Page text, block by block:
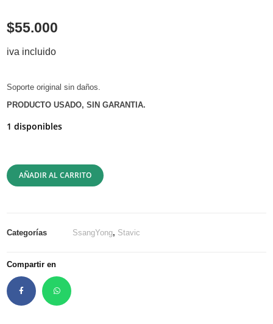
$55.000
iva incluido
Soporte original sin daños.
PRODUCTO USADO, SIN GARANTIA.
1 disponibles
AÑADIR AL CARRITO
Categorías SsangYong, Stavic
Compartir en